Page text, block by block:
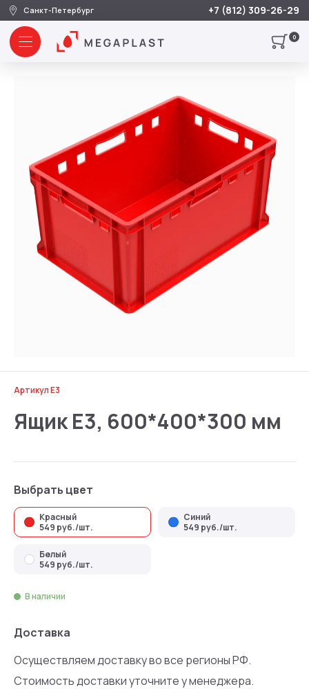
Санкт-Петербург +7 (812) 309-26-29
0
Артикул E3
Ящик E3, 600*400*300 мм
Выбрать цвет
Красный
549 руб./шт.
Синий
549 руб./шт.
Белый
549 руб./шт.
В наличии
Доставка
Осуществляем доставку во все регионы РФ.
Стоимость доставки уточните у менеджера.